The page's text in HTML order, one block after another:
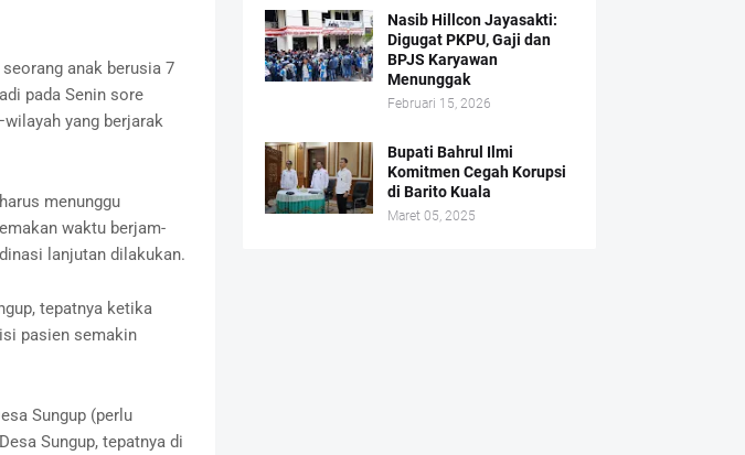
anak berusia 7
pada Senin sore
yang berjarak
menunggu
waktu berjam-
lanjutan dilakukan.
tepatnya ketika
pasien semakin
Sungup (perlu
Sungup, tepatnya di
Nasib Hillcon Jayasakti:
Digugat PKPU, Gaji dan
BPJS Karyawan
Menunggak
Februari 15, 2026
Bupati Bahrul Ilmi
Komitmen Cegah Korupsi
di Barito Kuala
Maret 05, 2025